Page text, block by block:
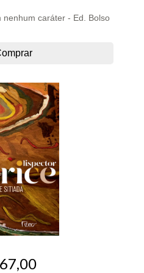
caráter - Ed. Bolso